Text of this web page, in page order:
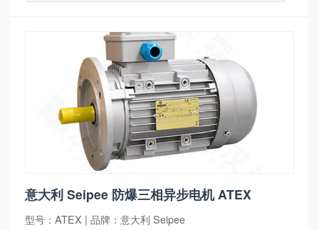
意大利 Seipee 防爆三相异步电机 ATEX
型号：ATEX | 品牌：意大利 Seipee